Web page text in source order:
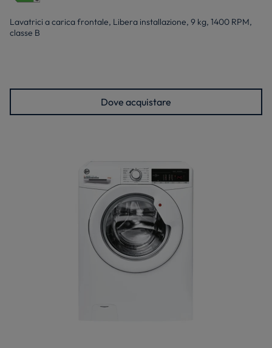
Lavatrici a carica frontale, Libera installazione, 9 kg, 1400 RPM,
classe B
Dove acquistare